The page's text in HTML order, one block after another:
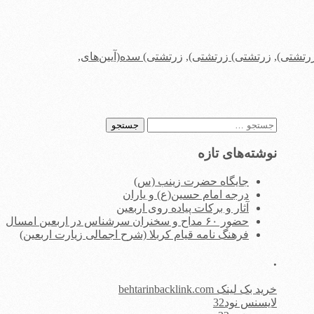
, زرتشتی) زرتشتی), زرتشتی) سده(آیین‌های,
جستجو
نوشته‌های تازه
جایگاه حضرت زینب (س)
درجه امام حسین(ع) و یاران
آثار و برکات پیاده روی اربعین
حضور ۶۰ مداح و سخنران سرشناس در اربعین امسال
فرهنگ نامه قیام کربلا (شرح اجمالی زیارت اربعین)
.
خرید بک لینک behtarinbacklink.com
لایسنس نود32